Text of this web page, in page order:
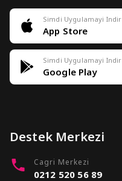
Simdi Uygulamayi Indir
App Store
Simdi Uygulamayi Indir
Google Play
Destek Merkezi
Cagri Merkezi
0212 520 56 89